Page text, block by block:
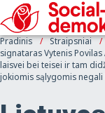
Pradinis Straipsniai
signataras Vytenis
laisvei bei teisei ir tam
jokiomis sąlygomis negali